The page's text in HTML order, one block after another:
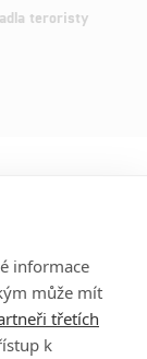
teroristy
informace
může mít
třetích
k